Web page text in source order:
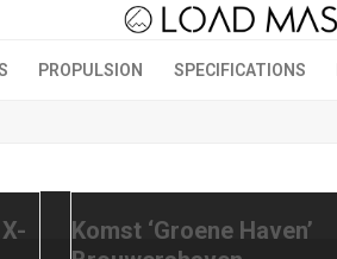
PROPULSION SPECIFICATIONS
Komst ‘Groene Haven’